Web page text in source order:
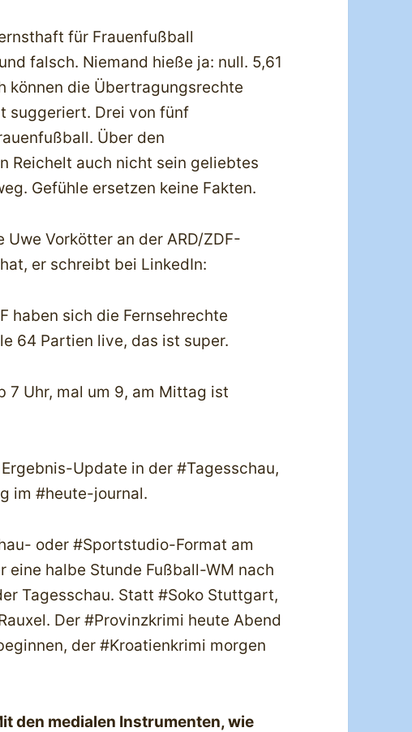
für Frauenfußball
falsch. Niemand hieße ja: null. 5,61
können die Übertragungsrechte
suggeriert. Drei von fünf
Über den
Reichelt auch nicht sein geliebtes
Gefühle ersetzen keine Fakten.
Vorkötter an der ARD/ZDF-
er schreibt bei LinkedIn:
haben sich die Fernsehrechte
64 Partien live, das ist super.
7 Uhr, mal um 9, am Mittag ist
Update in der #Tagesschau,
im #heute-journal.
oder #Sportstudio-Format am
halbe Stunde Fußball-WM nach
Tagesschau. Statt #Soko Stuttgart,
Der #Provinzkrimi heute Abend
der #Kroatienkrimi morgen
den medialen Instrumenten, wie